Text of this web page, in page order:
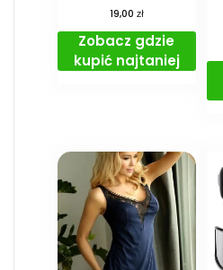
19,00 zł
Zobacz gdzie
kupić najtaniej